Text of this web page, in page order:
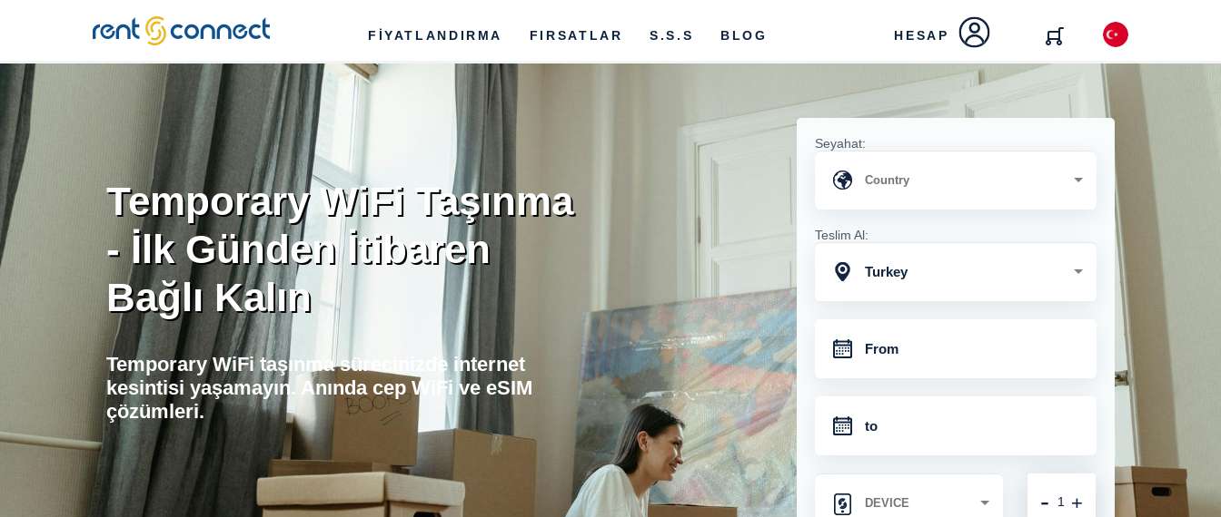
RENT'N
CONNECT
FİYATLANDIRMA FIRSATLAR S.S.S BLOG HESAP
Temporary WiFi Taşınma
- İlk Günden İtibaren
Bağlı Kalın
Temporary WiFi taşınma sürecinizde internet
kesintisi yaşamayın. Anında cep WiFi ve eSIM
çözümleri.
Seyahat:
Teslim Al:
Turkey
+
-